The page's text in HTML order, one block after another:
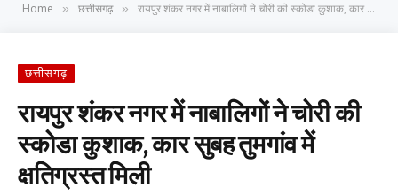
Home » छत्तीसगढ़ » रायपुर शंकर नगर में नाबालिगों ने चोरी की स्कोडा कुशाक, कार सुबह तुमगांव में क्षतिग्रस्त मिली
छत्तीसगढ़
रायपुर शंकर नगर में नाबालिगों ने चोरी की
स्कोडा कुशाक, कार सुबह तुमगांव में
क्षतिग्रस्त मिली